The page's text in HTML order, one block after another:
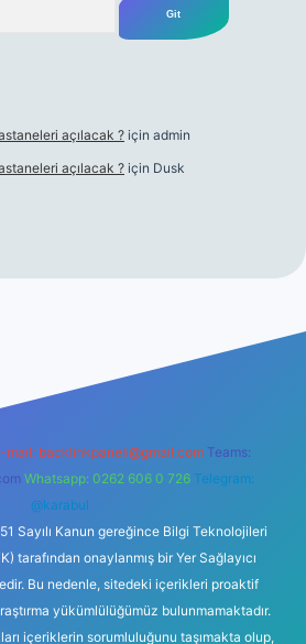
açılacak ? için admin
açılacak ? için Dusk
mail: backlinkpaneli@gmail.com Teams:
Whatsapp: 0262 606 0 726 Telegram:
@karabul
Sayılı Kanun gereğince Bilgi Teknolojileri
tarafından onaylanmış bir Yer Sağlayıcı
Bu nedenle, sitedeki içerikleri proaktif
yükümlülüğümüz bulunmamaktadır.
içeriklerin sorumluluğunu taşımakta olup,